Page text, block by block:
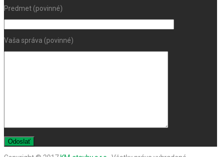
Predmet (povinné)
Vaša správa (povinné)